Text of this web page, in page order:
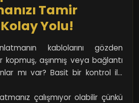
da LED'lerin sağlıklı bir şekilde
öneme sahiptir.
Tamir
Yolu!
kablolarını gözden
kopmuş, aşınmış veya bağlantı
mı var? Basit bir kontrol ile
yeni bir kablo ile değiştirerek
çalışmıyor olabilir çünkü